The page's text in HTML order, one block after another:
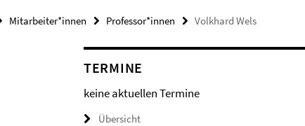
Mitarbeiter*innen Professor*innen Volkhard Wels
TERMINE
keine aktuellen Termine
Übersicht